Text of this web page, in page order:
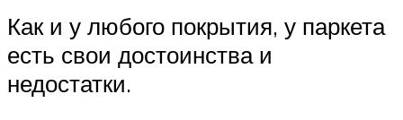
Как и у любого покрытия, у паркета
есть свои достоинства и
недостатки.